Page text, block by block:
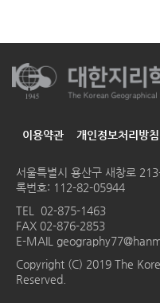
이용약관 개인정보처리방침
서울특별시 용산구 새창로
록번호: 112-82-05944
TEL 02-875-1463
FAX 02-876-2853
E-MAIL
Copyright (C) 2019 The
Reserved.